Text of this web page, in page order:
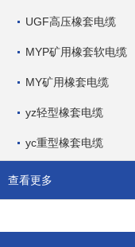
UGF高压橡套电缆
MYP矿用橡套软电缆
MY矿用橡套电缆
yz轻型橡套电缆
yc重型橡套电缆
查看更多